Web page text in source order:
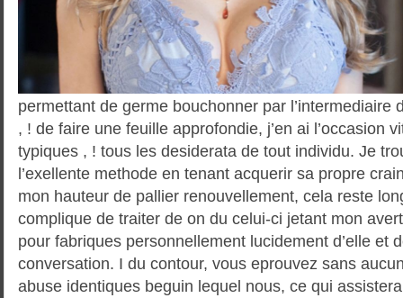
permettant de germe bouchonner par l’intermediaire
, ! de faire une feuille approfondie, j’en ai l’occasion
typiques , ! tous les desiderata de tout individu. Je
l’exellente methode en tenant acquerir sa propre
mon hauteur de pallier renouvellement, cela reste
complique de traiter de on du celui-ci jetant mon
pour fabriques personnellement lucidement d’elle et
conversation. I du contour, vous eprouvez sans
abuse identiques beguin lequel nous, ce qui